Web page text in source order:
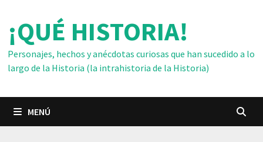
contenido
¡QUÉ HISTORIA!
Personajes, hechos y anécdotas curiosas que han sucedido a lo
largo de la Historia (la intrahistoria de la Historia)
MENÚ